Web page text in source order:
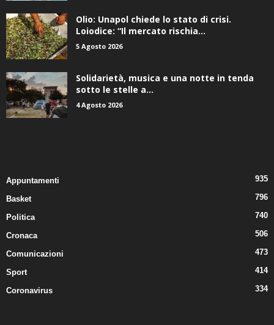
Olio: Unapol chiede lo stato di crisi.
Loiodice: “Il mercato rischia...
5 Agosto 2026
Solidarietà, musica e una notte in tenda
sotto le stelle a...
4 Agosto 2026
Appuntamenti 935
Basket 796
Politica 740
Cronaca 506
Comunicazioni 473
Sport 414
Coronavirus 334